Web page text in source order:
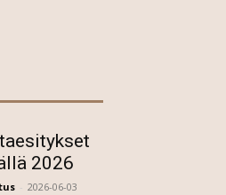
2026
- 2026-06-03